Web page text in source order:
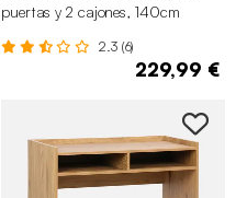
puertas y 2 cajones, 140cm
2.3 (6)
229,99 €